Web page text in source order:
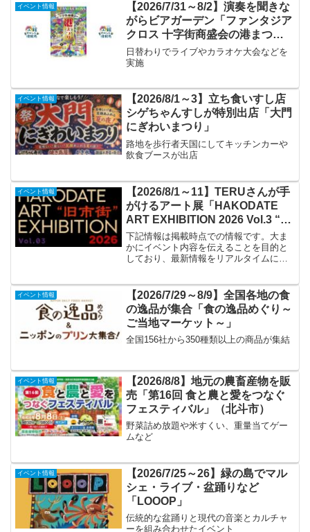
イベント情報
【2026/7/31～8/2】演奏を聞きな
がらビアガーデン「ファンタジア
クロス 十字街商盛会の港まつ
り」
日替わりでライブやカラオケ大会などを
実施
イベント情報
【2026/8/1～3】立ち食いすし店
シゲちゃんすしが特別出店「大門
にぎわいまつり」
路地を歩行者天国にしてキッチンカーや
飲食ブースが出店
イベント情報
【2026/8/1～11】TERUさんが手
がけるアート展「HAKODATE
ART EXHIBITION 2026 Vol.3 “旧
市街”」
下記情報は掲載時点での情報です。大ま
かにイベント内容を伝えることを目的と
しており、最新情報をリアルタイムに発
アカウントなどでご確認ください。イベ
ント名HAKODA...
イベント情報
【2026/7/29～8/9】全国各地の食
の逸品が集合「食の逸品めぐり～
ご当地マーケット～」
全国156社から350種類以上の商品が集結
イベント情報
【2026/8/8】地元の農畜産物を販
売「第16回 食と農と愛をつなぐ
フェスティバル」（北斗市）
野菜詰め放題や米すくい、重量当てゲー
ムなど
イベント情報
【2026/7/25～26】緑の島でマル
シェ・ライブ・盆踊りなど
「LOOOP」
伝統的な盆踊りと現代の音楽とカルチャ
ーを組み合わせたイベント